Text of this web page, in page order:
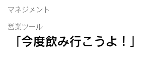
マネジメント
営業ツール
「今度飲み行こうよ！」